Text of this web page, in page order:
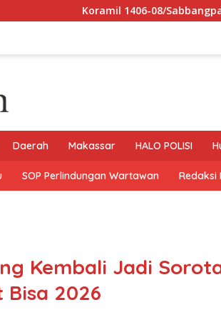
1406-08/Sabbangparu Laksanakan
Daerah Makassar HALO POLISI
SOP Perlindungan Wartawan Redaksi
Kembali Jadi
2026